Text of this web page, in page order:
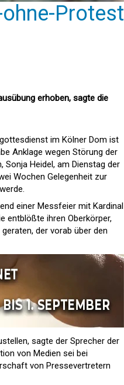
Protest
erhoben, sagte die
im Kölner Dom ist
Anklage wegen Störung der
Heidel, am Dienstag der
Wochen Gelegenheit zur
einer Messfeier mit Kardinal
entblößte ihren Oberkörper,
der vorab über den
sagte der Sprecher der
von Medien sei bei
von Pressevertretern